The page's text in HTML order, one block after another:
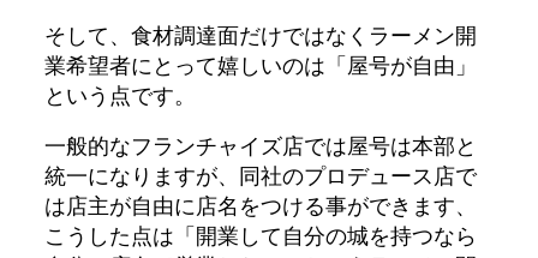
そして、食材調達面だけではなくラーメン開
業希望者にとって嬉しいのは「屋号が自由」
という点です。
一般的なフランチャイズ店では屋号は本部と
統一になりますが、同社のプロデュース店で
は店主が自由に店名をつける事ができます、
こうした点は「開業して自分の城を持つなら